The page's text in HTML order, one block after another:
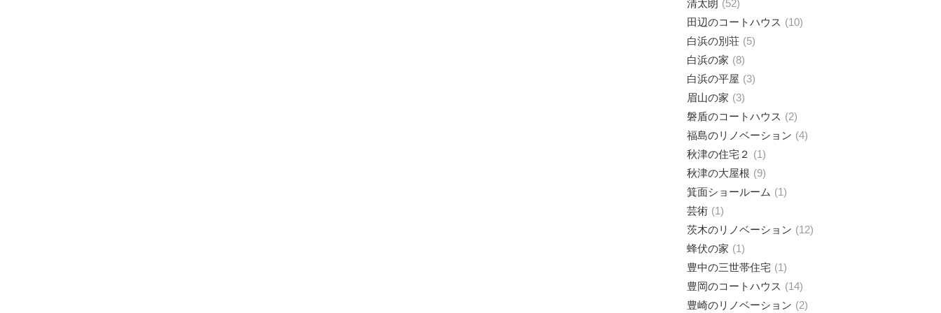
清太朗
52
田辺のコートハウス
10
白浜の別荘
5
白浜の家
8
白浜の平屋
3
眉山の家
3
磐盾のコートハウス
2
福島のリノベーション
4
秋津の住宅２
1
秋津の大屋根
9
箕面ショールーム
1
芸術
1
茨木のリノベーション
12
蜂伏の家
1
豊中の三世帯住宅
1
豊岡のコートハウス
14
豊崎のリノベーション
2